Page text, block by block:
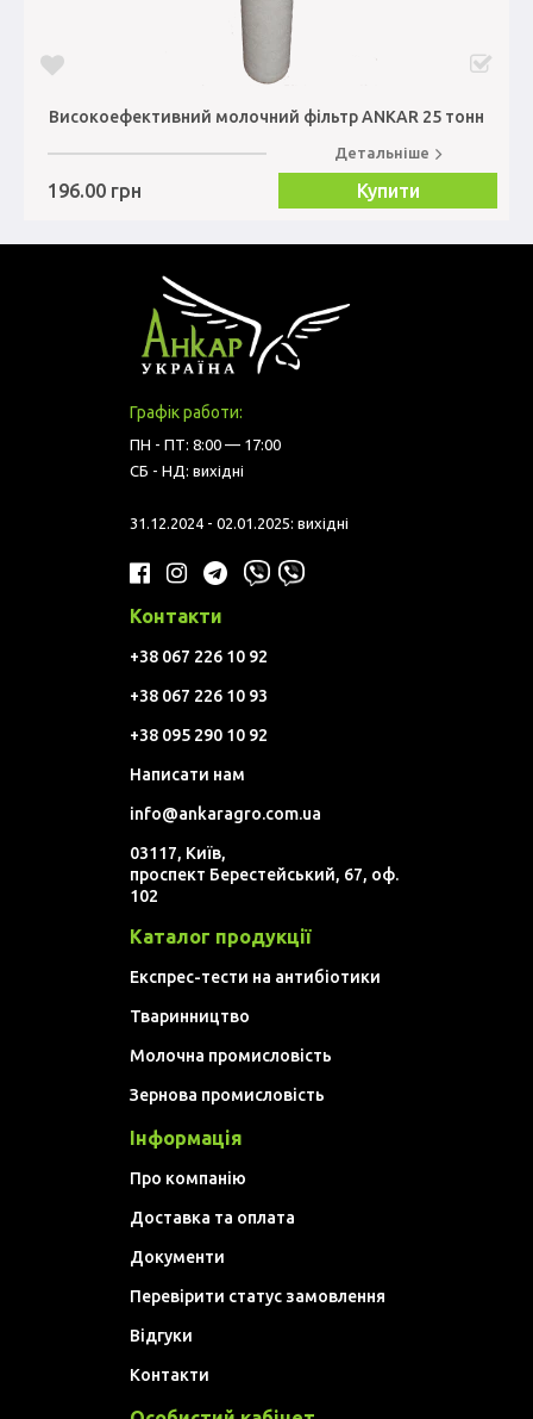
Високоефективний молочний фільтр ANKAR 25 тонн
196.00 грн
Детальніше
Купити
Графік работи:
ПН - ПТ: 8:00 — 17:00
СБ - НД: вихідні
31.12.2024 - 02.01.2025: вихідні
Контакти
+38 067 226 10 92
+38 067 226 10 93
+38 095 290 10 92
Написати нам
info@ankaragro.com.ua
03117, Київ,
проспект Берестейський, 67, оф.
102
Каталог продукції
Експрес-тести на антибіотики
Тваринництво
Молочна промисловість
Зернова промисловість
Інформація
Про компанію
Доставка та оплата
Документи
Перевірити статус замовлення
Відгуки
Контакти